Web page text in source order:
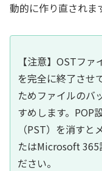
動的に作り直されま
【注意】OSTフ
を完全に終了させ
ためファイルのバ
すめします。POP
（PST）を消す
たはMicrosoft 365
ださい。